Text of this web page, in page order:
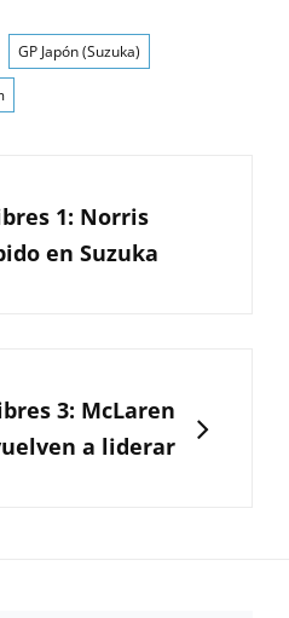
GP Japón (Suzuka)
1: Norris
en Suzuka
3: McLaren
a liderar